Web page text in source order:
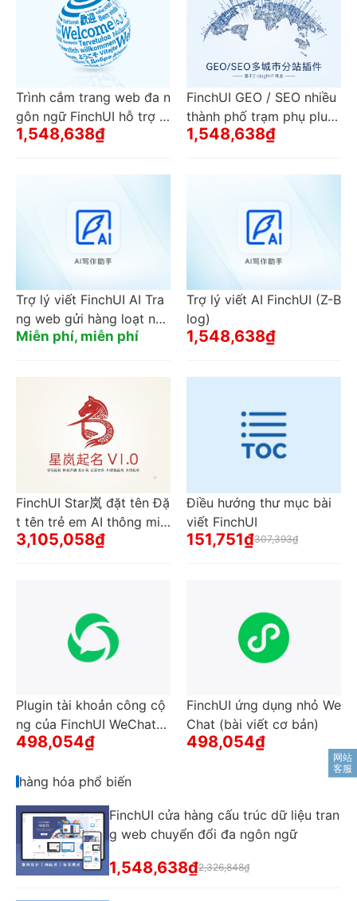
Trình cắm trang web đa n
gôn ngữ FinchUI hỗ trợ t
hư mục con hoặc địa chỉ
o gồm tên miền cấp hai)
1,548,638₫
FinchUI GEO / SEO nhiều
thành phố trạm phụ plugi
n một bộ trang web tháo
cục bộ đuôi dài lưu lượng
1,548,638₫
Trợ lý viết FinchUI AI Tra
ng web gửi hàng loạt nhi
ều trang web (plugin Z-Bl
Miễn phí, miễn phí
Trợ lý viết AI FinchUI (Z-B
log)
1,548,638₫
FinchUI Star岚 đặt tên Đặ
t tên trẻ em AI thông min
h đặt tên Đánh giá tên
3,105,058₫
Điều hướng thư mục bài
viết FinchUI
151,751₫307,393₫
Plugin tài khoản công cộ
ng của FinchUI WeChat
(chức năng ẩn nội dung c
ú ý, đồng bộ hóa bài viết
n công cộng, tự động trả
lời)
498,054₫
FinchUI ứng dụng nhỏ We
Chat (bài viết cơ bản)
498,054₫
hàng hóa phổ biến
FinchUI cửa hàng cấu trúc dữ liệu tran
g web chuyển đổi đa ngôn ngữ
1,548,638₫2,326,848₫